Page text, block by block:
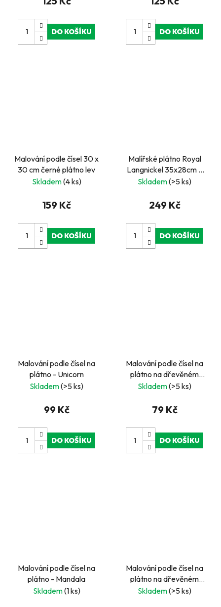
DO KOŠÍKU DO KOŠÍKU
Malování podle čísel 30 x
30 cm černé plátno lev
Skladem(4 ks)
159 Kč
DO KOŠÍKU
Malířské plátno Royal
Langnickel 35x28cm –
Plachetnice
Skladem(>5 ks)
249 Kč
DO KOŠÍKU
Malování podle čísel na
plátno - Unicorn
Skladem(>5 ks)
99 Kč
DO KOŠÍKU
Malování podle čísel na
plátno na dřevěném
rámu 20x20cm -Panda
Skladem(>5 ks)
79 Kč
DO KOŠÍKU
Malování podle čísel na
plátno - Mandala
Skladem(1 ks)
Malování podle čísel na
plátno na dřevěném
rámu 20x20cm -Mořská
Skladem(>5 ks)